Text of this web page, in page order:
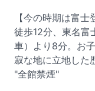
【今の時期は富
徒歩12分、東名富
車）より8分。お
寂な地に立地した
"全館禁煙"